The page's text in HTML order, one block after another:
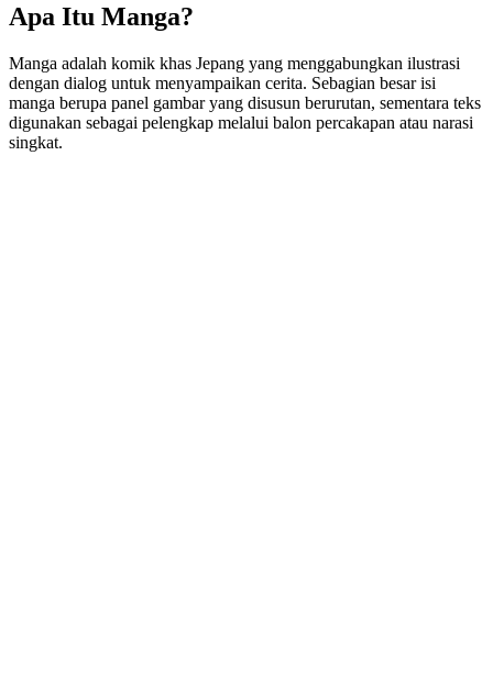
Apa Itu Manga?
Manga adalah komik khas Jepang yang menggabungkan ilustrasi
dengan dialog untuk menyampaikan cerita. Sebagian besar isi
manga berupa panel gambar yang disusun berurutan, sementara teks
digunakan sebagai pelengkap melalui balon percakapan atau narasi
singkat.